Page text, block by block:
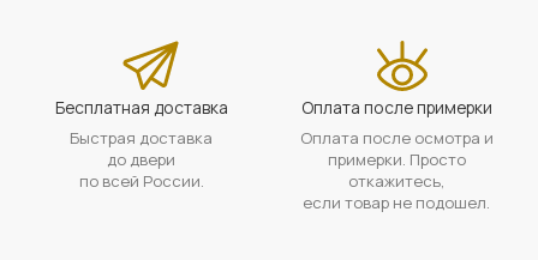
Бесплатная доставка
Быстрая доставка
до двери
по всей России.
Оплата после примерки
Оплата после осмотра и
примерки. Просто
откажитесь,
если товар не подошел.